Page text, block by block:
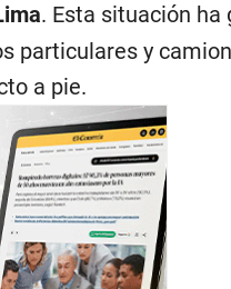
. Esta situación ha
particulares y
a pie.